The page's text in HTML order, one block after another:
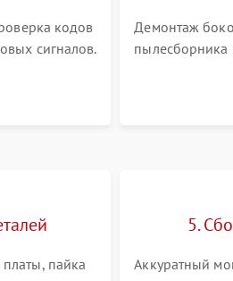
кодов
сигналов.
Демонтаж
пылесборника
корпуса
пайка
5.
Аккуратный